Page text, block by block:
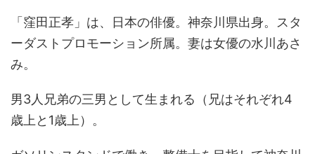
「窪田正孝」は、日本の俳優。神奈川県出身。スタ
ーダストプロモーション所属。妻は女優の水川あさ
み。
男3人兄弟の三男として生まれる（兄はそれぞれ4
歳上と1歳上）。